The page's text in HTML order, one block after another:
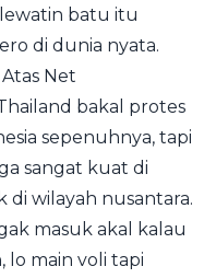
batu itu
di dunia nyata.
Net
bakal protes
sepenuhnya, tapi
sangat kuat di
di wilayah nusantara.
masuk akal kalau
lo main voli tapi